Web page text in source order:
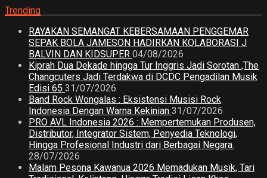
Trending
RAYAKAN SEMANGAT KEBERSAMAAN PENGGEMAR
SEPAK BOLA JAMESON HADIRKAN KOLABORASI J
BALVIN DAN KIDSUPER 04/08/2026
Kiprah Dua Dekade hingga Tur Inggris Jadi Sorotan ,The
Changcuters Jadi Terdakwa di DCDC Pengadilan Musik
Edisi 65 31/07/2026
Band Rock Wongalas : Eksistensi Musisi Rock
Indonesia Dengan Warna Kekinian 31/07/2026
PRO AVL Indonesia 2026 : Mempertemukan Produsen,
Distributor, Integrator Sistem, Penyedia Teknologi,
Hingga Profesional Industri dari Berbagai Negara.
28/07/2026
Malam Pesona Kawanua 2026 Memadukan Musik, Tari